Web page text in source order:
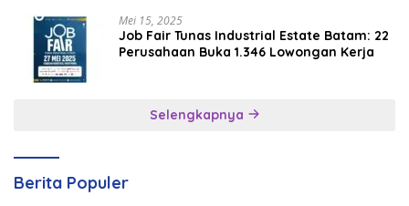
Mei 15, 2025
Job Fair Tunas Industrial Estate Batam: 22
Perusahaan Buka 1.346 Lowongan Kerja
Selengkapnya
Berita Populer